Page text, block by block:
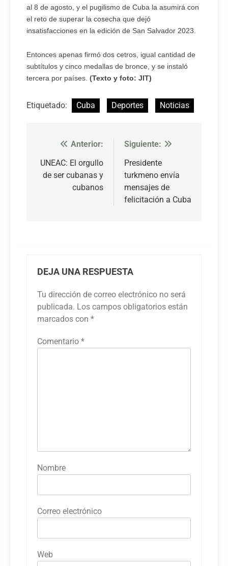
al 8 de agosto, y el pugilismo de Cuba la asumirá con
el reto de superar la cosecha que dejó
insatisfacciones en la edición de San Salvador 2023.
Entonces apenas firmó dos cetros, igual cantidad de
subtítulos y cinco medallas de bronce, y se instaló
tercera por países. (Texto y foto: JIT)
Etiquetado: Cuba Deportes Noticias
Navegación
de
entradas
Anterior:
UNEAC: El orgullo
de ser cubanas y
cubanos
Siguiente:
Presidente
turkmeno envía
mensajes de
felicitación a Cuba
DEJA UNA RESPUESTA
Tu dirección de correo electrónico no será
publicada. Los campos obligatorios están
marcados con *
Comentario *
Nombre
Correo electrónico
Web